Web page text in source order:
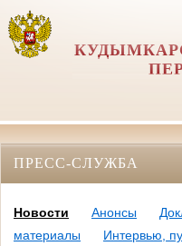
ПРЕСС-СЛУЖБА
Новости Анонсы
материалы
Интервью,